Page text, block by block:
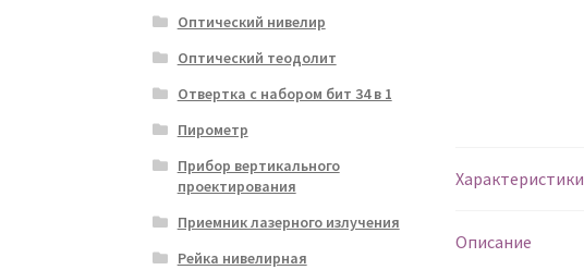
Характеристики
Описание
Оптический нивелир
Оптический теодолит
Отвертка с набором бит 34 в 1
Пирометр
Прибор вертикального
проектирования
Приемник лазерного излучения
Рейка нивелирная